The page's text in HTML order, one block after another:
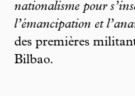
nationalisme pour
l’émancipation et
des premières
Bilbao.